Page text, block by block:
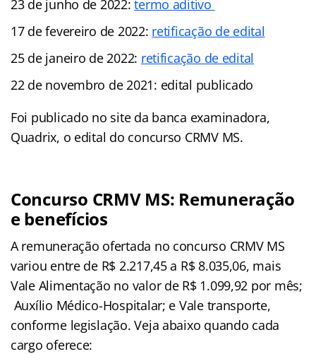
23 de junho de 2022:termo aditivo
17 de fevereiro de 2022: retificação de edital
25 de janeiro de 2022: retificação de edital
22 de novembro de 2021: edital publicado
Foi publicado no site da banca examinadora,
Quadrix, o edital do concurso CRMV MS.
Concurso CRMV MS: Remuneração
e benefícios
A remuneração ofertada no concurso CRMV MS
variou entre de R$ 2.217,45 a R$ 8.035,06, mais
Vale Alimentação no valor de R$ 1.099,92 por mês;
Auxílio Médico-Hospitalar; e Vale transporte,
conforme legislação. Veja abaixo quando cada
cargo oferece: